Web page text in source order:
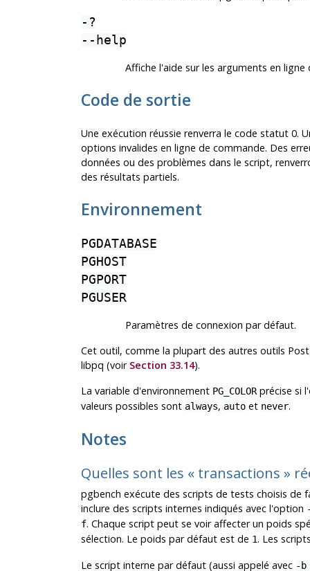
-?
--help
Affiche l'aide sur les arguments en
Code de sortie
Une exécution réussie renverra le code statut 0.
options invalides en ligne de commande. Des
données ou des problèmes dans le script,
des résultats partiels.
Environnement
PGDATABASE
PGHOST
PGPORT
PGUSER
Paramètres de connexion par défaut.
Cet outil, comme la plupart des autres outils
libpq (voir Section 33.14).
La variable d'environnement PG_COLORprécise si
valeurs possibles sont always, autoet never.
Notes
Quelles sont les « transactions »
pgbench exécute des scripts de tests choisis de
inclure des scripts internes indiqués avec l'option
f. Chaque script peut se voir affecter un poids
sélection. Le poids par défaut est de 1. Les
Le script interne par défaut (aussi appelé avec -